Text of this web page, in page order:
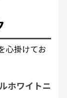
心掛けてお
ホワイトニ